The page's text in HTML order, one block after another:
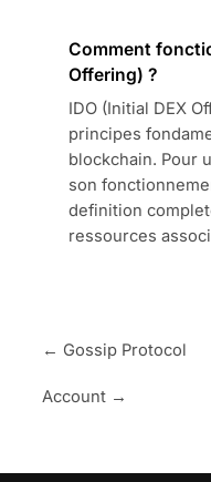
Comment
Offering) ?
IDO (Initial DEX
principes
blockchain. Pour
son
definition
ressources
← Gossip Protocol
Account →